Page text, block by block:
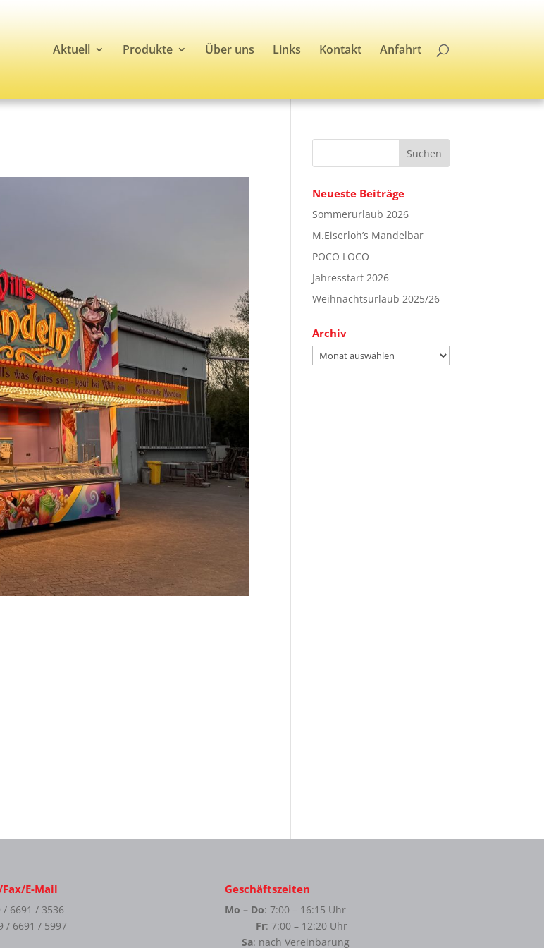
Aktuell Produkte Über uns Links Kontakt Anfahrt
Neueste Beiträge
Sommerurlaub 2026
M.Eiserloh’s Mandelbar
POCO LOCO
Jahresstart 2026
Weihnachtsurlaub 2025/26
Archiv
Archiv
E-Mail
/ 6691 / 3536
/ 6691 / 5997
Geschäftszeiten
Mo – Do: 7:00 – 16:15 Uhr
Fr: 7:00 – 12:20 Uhr
Sa: nach Vereinbarung